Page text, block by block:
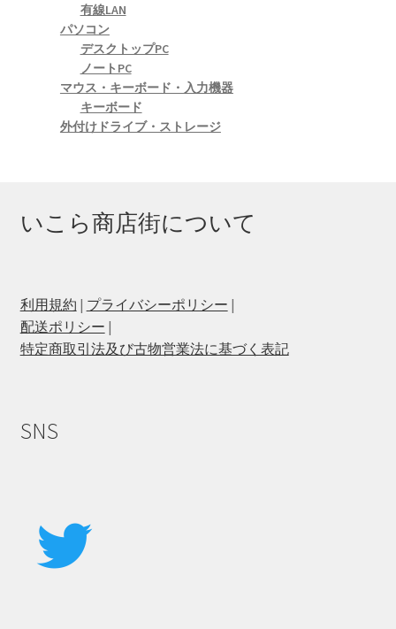
有線LAN
パソコン
デスクトップPC
ノートPC
マウス・キーボード・入力機器
キーボード
外付けドライブ・ストレージ
いこら商店街について
利用規約 | プライバシーポリシー |
配送ポリシー |
特定商取引法及び古物営業法に基づく表記
SNS